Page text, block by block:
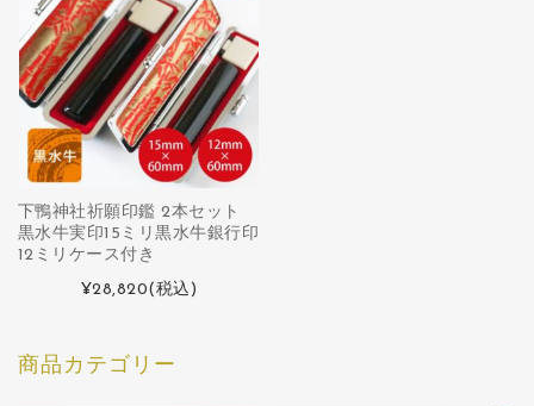
下鴨神社祈願印鑑 2本セット
黒水牛実印15ミリ黒水牛銀行印
12ミリケース付き
¥28,820(税込)
商品カテゴリー